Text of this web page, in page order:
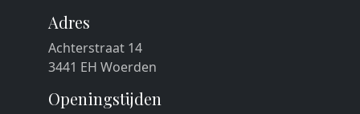
Adres
Achterstraat 14
3441 EH Woerden
Openingstijden